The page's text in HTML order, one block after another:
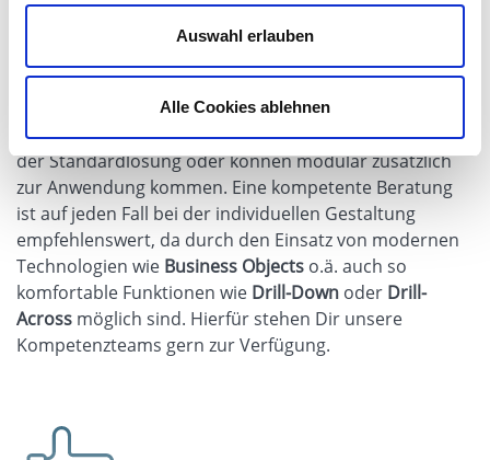
Auswahl erlauben
Alle Cookies ablehnen
individuelle Reports:speziell auf die Prozesse
und Informationsketten sowie die Verteiler
abgestimmte Listen, Auswertungen oder
In der Abstufung sind die Möglichkeiten entweder Teil
der Standardlösung oder können modular zusätzlich
zur Anwendung kommen. Eine kompetente Beratung
ist auf jeden Fall bei der individuellen Gestaltung
empfehlenswert, da durch den Einsatz von modernen
Technologien wie Business Objects o.ä. auch so
komfortable Funktionen wie Drill-Down oder Drill-
Across möglich sind. Hierfür stehen Dir unsere
Kompetenzteams gern zur Verfügung.